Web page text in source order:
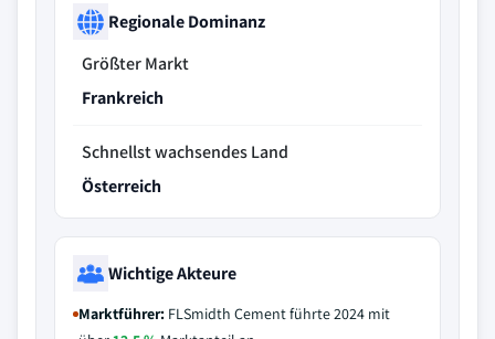
Regionale Dominanz
Größter Markt
Frankreich
Schnellst wachsendes Land
Österreich
Wichtige Akteure
Marktführer: FLSmidth Cement führte 2024 mit